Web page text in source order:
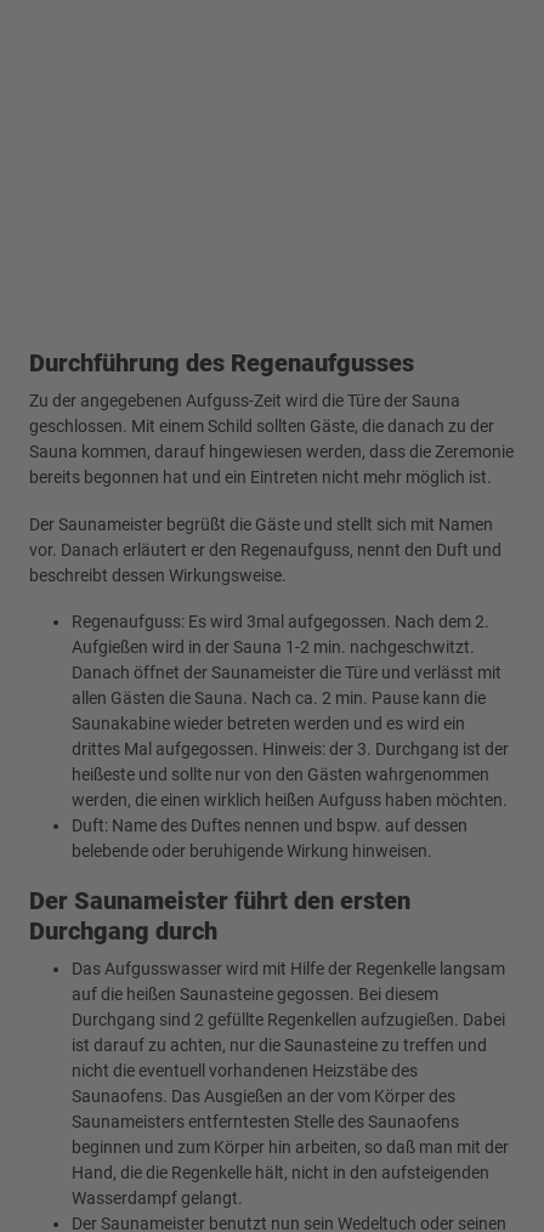
Durchführung des Regenaufgusses
Zu der angegebenen Aufguss-Zeit wird die Türe der Sauna
geschlossen. Mit einem Schild sollten Gäste, die danach zu der
Sauna kommen, darauf hingewiesen werden, dass die Zeremonie
bereits begonnen hat und ein Eintreten nicht mehr möglich ist.
Der Saunameister begrüßt die Gäste und stellt sich mit Namen
vor. Danach erläutert er den Regenaufguss, nennt den Duft und
beschreibt dessen Wirkungsweise.
Regenaufguss: Es wird 3mal aufgegossen. Nach dem 2.
Aufgießen wird in der Sauna 1-2 min. nachgeschwitzt.
Danach öffnet der Saunameister die Türe und verlässt mit
allen Gästen die Sauna. Nach ca. 2 min. Pause kann die
Saunakabine wieder betreten werden und es wird ein
drittes Mal aufgegossen. Hinweis: der 3. Durchgang ist der
heißeste und sollte nur von den Gästen wahrgenommen
werden, die einen wirklich heißen Aufguss haben möchten.
Duft: Name des Duftes nennen und bspw. auf dessen
belebende oder beruhigende Wirkung hinweisen.
Der Saunameister führt den ersten
Durchgang durch
Das Aufgusswasser wird mit Hilfe der Regenkelle langsam
auf die heißen Saunasteine gegossen. Bei diesem
Durchgang sind 2 gefüllte Regenkellen aufzugießen. Dabei
ist darauf zu achten, nur die Saunasteine zu treffen und
nicht die eventuell vorhandenen Heizstäbe des
Saunaofens. Das Ausgießen an der vom Körper des
Saunameisters entferntesten Stelle des Saunaofens
beginnen und zum Körper hin arbeiten, so daß man mit der
Hand, die die Regenkelle hält, nicht in den aufsteigenden
Wasserdampf gelangt.
Der Saunameister benutzt nun sein Wedeltuch oder seinen